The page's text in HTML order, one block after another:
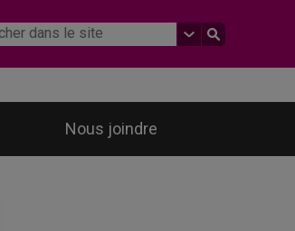
Nous joindre